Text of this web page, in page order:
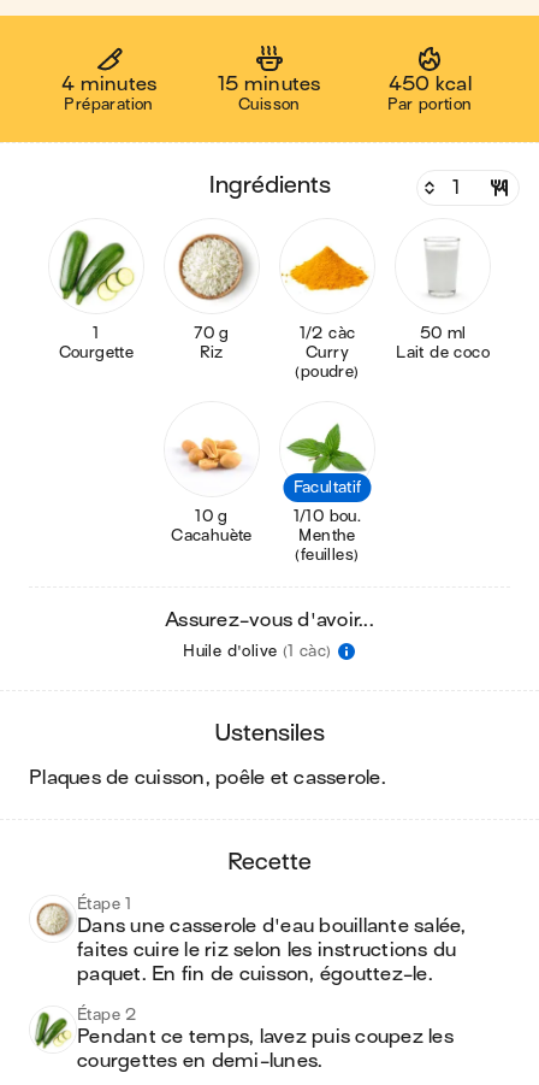
4 minutes
Préparation
15 minutes
Cuisson
450 kcal
Par portion
ingrédients
1
Courgette
70 g
Riz
1/2 càc
Curry
(poudre)
50 ml
Lait de coco
10 g
Cacahuète
Facultatif
1/10 bou.
Menthe
(feuilles)
Assurez-vous d'avoir...
Huile d'olive (1 càc)
ustensiles
plaques de cuisson, poêle et casserole.
recette
Étape 1
Dans une casserole d'eau bouillante salée,
faites cuire le riz selon les instructions du
paquet. En fin de cuisson, égouttez-le.
Étape 2
Pendant ce temps, lavez puis coupez les
courgettes en demi-lunes.